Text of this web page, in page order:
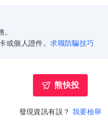
或個人證件。求職防騙技巧
熊快投
發現資訊有誤？ 我要檢舉